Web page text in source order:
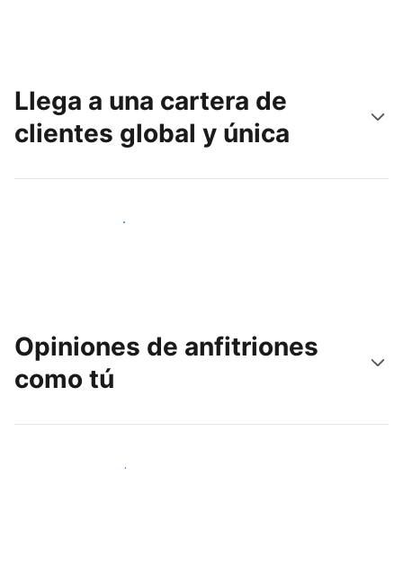
Llega a una cartera de
clientes global y única
Llega a nuevos clientes hoy
Opiniones de anfitriones
como tú
Únete a anfitriones como tú